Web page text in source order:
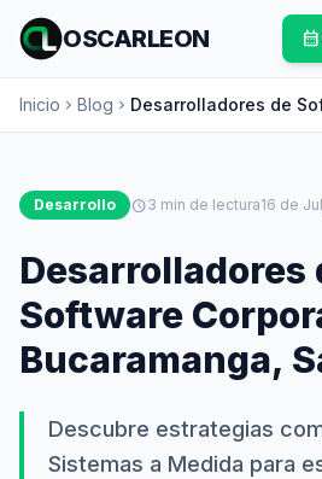
OSCARLEON calendar_month
Inicio chevron_right Blog chevron_right Desarrolladores de
Bucaramanga,
Desarrollo schedule3 min de lectura16 de
Desarrolladores
Software
Bucaramanga,
Descubre estrategias
Sistemas a Medida para